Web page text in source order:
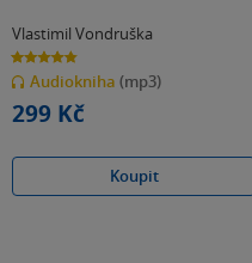
Vlastimil Vondruška
4.8
z
5
hvězdiček
Audiokniha (mp3)
299 Kč
Koupit